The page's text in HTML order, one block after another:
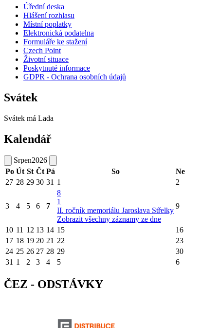
Úřední deska
Hlášení rozhlasu
Místní poplatky
Elektronická podatelna
Formuláře ke stažení
Czech Point
Životní situace
Poskytnuté informace
GDPR - Ochrana osobních údajů
Svátek
Svátek má Lada
Kalendář
Srpen2026
Po Út St Čt Pá So
Ne
27 28 29 30 31 1 2
3 4 5 6 7
8
1
II. ročník memoriálu Jaroslava Střelky
Zobrazit všechny záznamy ze dne
9
10 11 12 13 14 15
16
17 18 19 20 21 22
23
24 25 26 27 28 29
30
31 1 2 3 4 5 6
ČEZ - ODSTÁVKY